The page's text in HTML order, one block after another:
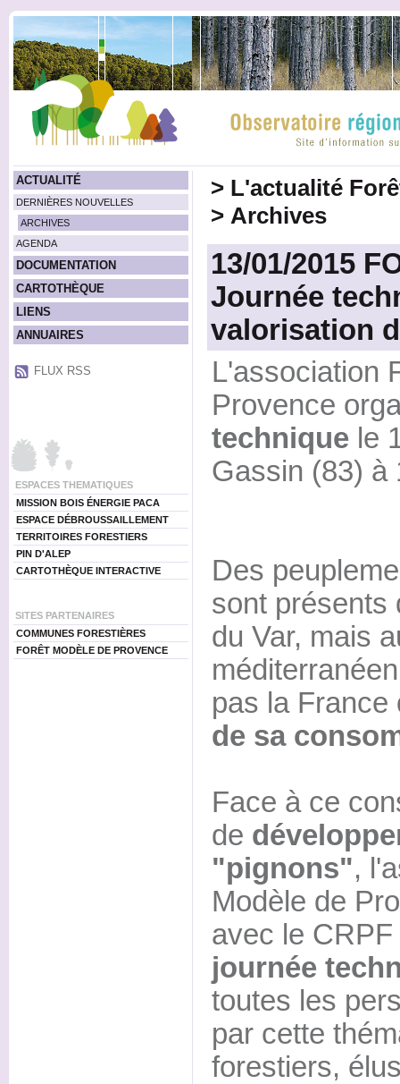
ACTUALITÉ
DERNIÈRES NOUVELLES
ARCHIVES
AGENDA
DOCUMENTATION
CARTOTHÈQUE
LIENS
ANNUAIRES
FLUX RSS
ESPACES THEMATIQUES
MISSION BOIS ÉNERGIE PACA
ESPACE DÉBROUSSAILLEMENT
TERRITOIRES FORESTIERS
PIN D'ALEP
CARTOTHÈQUE INTERACTIVE
SITES PARTENAIRES
COMMUNES FORESTIÈRES
FORÊT MODÈLE DE PROVENCE
> L'actualité
> Archives
13/01/2015
Journée
valorisation
L'association
Provence
techniquele
Gassin (83) à
Des
sont présents
du Var, mais
pas la France
de sa
Face à ce
de
"pignons",
Modèle de
avec le
journée
toutes les
par cette
forestiers,